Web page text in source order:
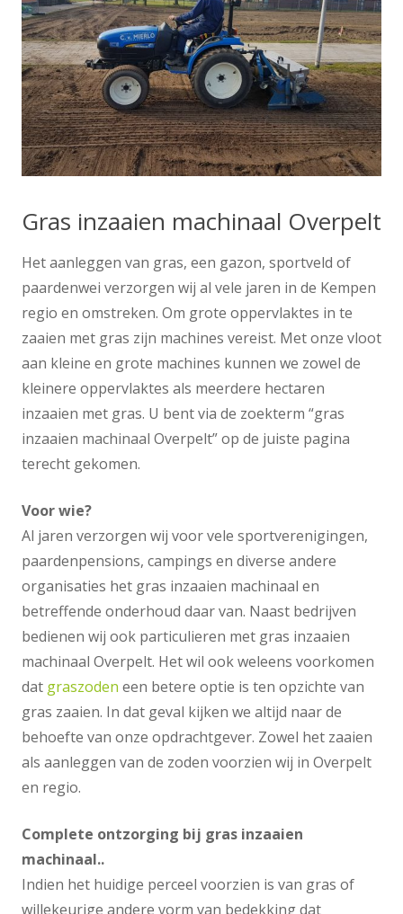
Gras inzaaien machinaal Overpelt
Het aanleggen van gras, een gazon, sportveld of
paardenwei verzorgen wij al vele jaren in de Kempen
regio en omstreken. Om grote oppervlaktes in te
zaaien met gras zijn machines vereist. Met onze vloot
aan kleine en grote machines kunnen we zowel de
kleinere oppervlaktes als meerdere hectaren
inzaaien met gras. U bent via de zoekterm “gras
inzaaien machinaal Overpelt” op de juiste pagina
terecht gekomen.
Voor wie?
Al jaren verzorgen wij voor vele sportverenigingen,
paardenpensions, campings en diverse andere
organisaties het gras inzaaien machinaal en
betreffende onderhoud daar van. Naast bedrijven
bedienen wij ook particulieren met gras inzaaien
machinaal Overpelt. Het wil ook weleens voorkomen
dat graszoden een betere optie is ten opzichte van
gras zaaien. In dat geval kijken we altijd naar de
behoefte van onze opdrachtgever. Zowel het zaaien
als aanleggen van de zoden voorzien wij in Overpelt
en regio.
Complete ontzorging bij gras inzaaien
machinaal..
Indien het huidige perceel voorzien is van gras of
willekeurige andere vorm van bedekking dat